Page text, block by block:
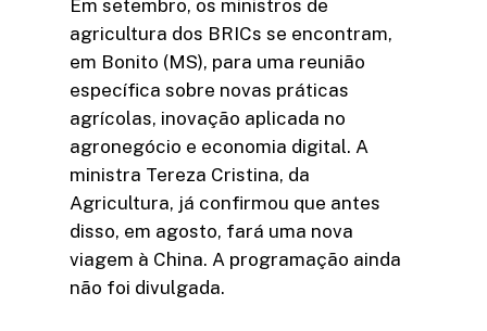
Em setembro, os ministros de
agricultura dos BRICs se encontram,
em Bonito (MS), para uma reunião
específica sobre novas práticas
agrícolas, inovação aplicada no
agronegócio e economia digital. A
ministra Tereza Cristina, da
Agricultura, já confirmou que antes
disso, em agosto, fará uma nova
viagem à China. A programação ainda
não foi divulgada.